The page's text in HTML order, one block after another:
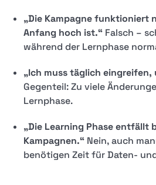
„Die Kampagne funktioniert
Anfang hoch ist.“ Falsch –
während der Lernphase
„Ich muss täglich eingreifen,
Gegenteil: Zu viele
Lernphase.
„Die Learning Phase entfällt
Kampagnen.“ Nein, auch
benötigen Zeit für Daten-